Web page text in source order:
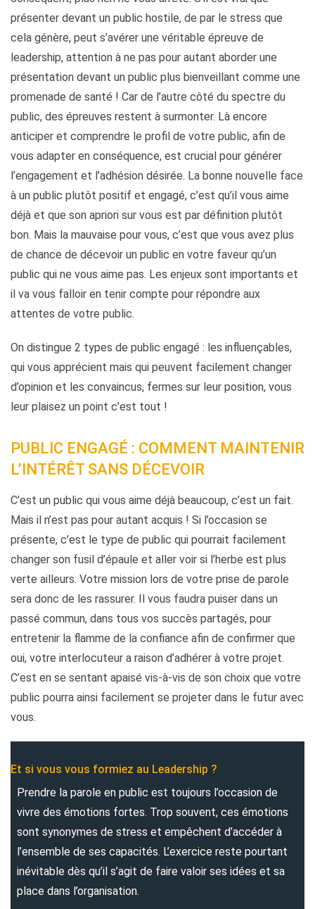
présenter devant un public hostile, de par le stress que
cela génère, peut s’avérer une véritable épreuve de
leadership, attention à ne pas pour autant aborder une
présentation devant un public plus bienveillant comme une
promenade de santé ! Car de l’autre côté du spectre du
public, des épreuves restent à surmonter. Là encore
anticiper et comprendre le profil de votre public, afin de
vous adapter en conséquence, est crucial pour générer
l’engagement et l’adhésion désirée. La bonne nouvelle face
à un public plutôt positif et engagé, c’est qu’il vous aime
déjà et que son apriori sur vous est par définition plutôt
bon. Mais la mauvaise pour vous, c’est que vous avez plus
de chance de décevoir un public en votre faveur qu’un
public qui ne vous aime pas. Les enjeux sont importants et
il va vous falloir en tenir compte pour répondre aux
attentes de votre public.
On distingue 2 types de public engagé : les influençables,
qui vous apprécient mais qui peuvent facilement changer
d’opinion et les convaincus, fermes sur leur position, vous
leur plaisez un point c’est tout !
PUBLIC ENGAGÉ : COMMENT MAINTENIR
L’INTÉRÊT SANS DÉCEVOIR
C’est un public qui vous aime déjà beaucoup, c’est un fait.
Mais il n’est pas pour autant acquis ! Si l’occasion se
présente, c’est le type de public qui pourrait facilement
changer son fusil d’épaule et aller voir si l’herbe est plus
verte ailleurs. Votre mission lors de votre prise de parole
sera donc de les rassurer. Il vous faudra puiser dans un
passé commun, dans tous vos succès partagés, pour
entretenir la flamme de la confiance afin de confirmer que
oui, votre interlocuteur a raison d’adhérer à votre projet.
C’est en se sentant apaisé vis-à-vis de son choix que votre
public pourra ainsi facilement se projeter dans le futur avec
vous.
Et si vous vous formiez au Leadership ?
Prendre la parole en public est toujours l’occasion de
vivre des émotions fortes. Trop souvent, ces émotions
sont synonymes de stress et empêchent d’accéder à
l’ensemble de ses capacités. L’exercice reste pourtant
inévitable dès qu’il s’agit de faire valoir ses idées et sa
place dans l’organisation.